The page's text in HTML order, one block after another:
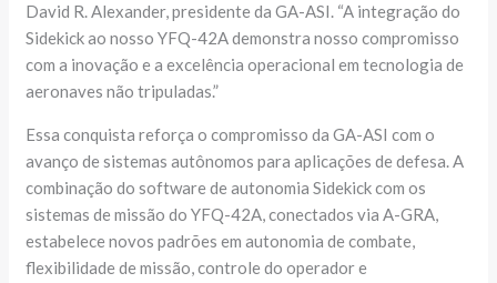
David R. Alexander, presidente da GA-ASI. “A integração do
Sidekick ao nosso YFQ-42A demonstra nosso compromisso
com a inovação e a excelência operacional em tecnologia de
aeronaves não tripuladas.”
Essa conquista reforça o compromisso da GA-ASI com o
avanço de sistemas autônomos para aplicações de defesa. A
combinação do software de autonomia Sidekick com os
sistemas de missão do YFQ-42A, conectados via A-GRA,
estabelece novos padrões em autonomia de combate,
flexibilidade de missão, controle do operador e